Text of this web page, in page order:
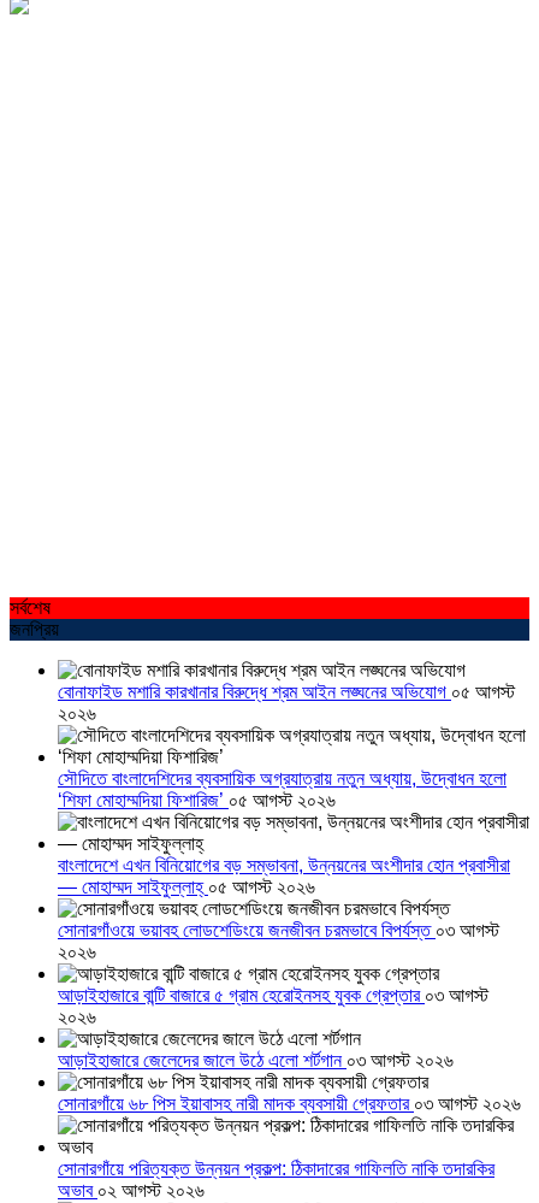
সর্বশেষ
জনপ্রিয়
বোনাফাইড মশারি কারখানার বিরুদ্ধে শ্রম আইন লঙ্ঘনের অভিযোগ ০৫ আগস্ট
২০২৬
সৌদিতে বাংলাদেশিদের ব্যবসায়িক অগ্রযাত্রায় নতুন অধ্যায়, উদ্বোধন হলো
‘শিফা মোহাম্মদিয়া ফিশারিজ’ ০৫ আগস্ট ২০২৬
বাংলাদেশে এখন বিনিয়োগের বড় সম্ভাবনা, উন্নয়নের অংশীদার হোন প্রবাসীরা
— মোহাম্মদ সাইফুল্লাহ্ ০৫ আগস্ট ২০২৬
সোনারগাঁওয়ে ভয়াবহ লোডশেডিংয়ে জনজীবন চরমভাবে বিপর্যস্ত ০৩ আগস্ট
২০২৬
আড়াইহাজারে বান্টি বাজারে ৫ গ্রাম হেরোইনসহ যুবক গ্রেপ্তার ০৩ আগস্ট
২০২৬
আড়াইহাজারে জেলেদের জালে উঠে এলো শর্টগান ০৩ আগস্ট ২০২৬
সোনারগাঁয়ে ৬৮ পিস ইয়াবাসহ নারী মাদক ব্যবসায়ী গ্রেফতার ০৩ আগস্ট ২০২৬
সোনারগাঁয়ে পরিত্যক্ত উন্নয়ন প্রকল্প: ঠিকাদারের গাফিলতি নাকি তদারকির
অভাব ০২ আগস্ট ২০২৬